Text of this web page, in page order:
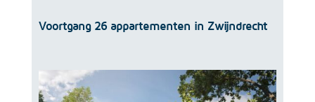
Voortgang 26 appartementen in Zwijndrecht